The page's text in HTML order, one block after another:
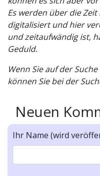
Es werden über die
digitalisiert und hier
und zeitaufwändig ist,
Geduld.
Wenn Sie auf der
können Sie bei der
Neuen
Ihr Name (wird